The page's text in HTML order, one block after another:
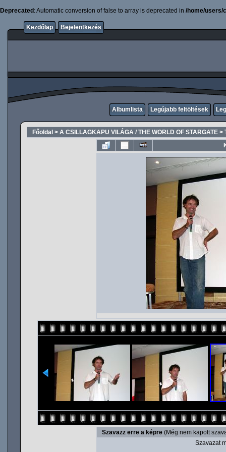
Deprecated : Automatic conversion of false to array is deprecated in /home/users/
Kezdőlap Bejelentkezés
Albumlista Legújabb feltöltések
Főoldal > A CSILLAGKAPU VILÁGA / THE WORLD OF STARGATE >
Szavazz erre a képre (Még nem kapott
Szavazat